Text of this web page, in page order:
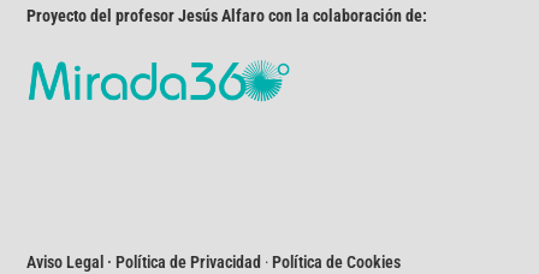
Proyecto del profesor Jesús Alfaro con la colaboración de:
Aviso Legal · Política de Privacidad ·Política de Cookies